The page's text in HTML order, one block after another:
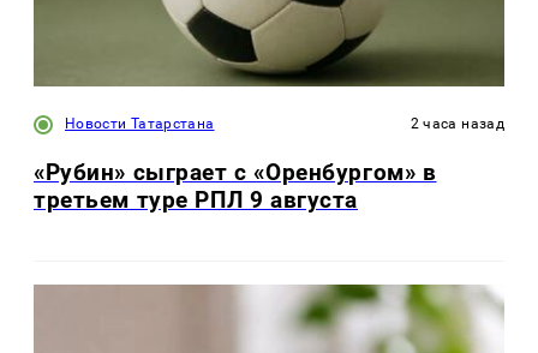
Новости Татарстана 2 часа назад
«Рубин» сыграет с «Оренбургом» в
третьем туре РПЛ 9 августа